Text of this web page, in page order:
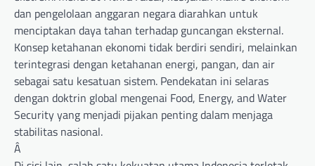
dan pengelolaan anggaran negara diarahkan untuk
menciptakan daya tahan terhadap guncangan eksternal.
Konsep ketahanan ekonomi tidak berdiri sendiri, melainkan
terintegrasi dengan ketahanan energi, pangan, dan air
sebagai satu kesatuan sistem. Pendekatan ini selaras
dengan doktrin global mengenai Food, Energy, and Water
Security yang menjadi pijakan penting dalam menjaga
stabilitas nasional.
Â